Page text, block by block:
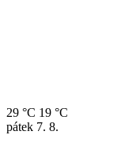
29 °C 19 °C
pátek 7. 8.